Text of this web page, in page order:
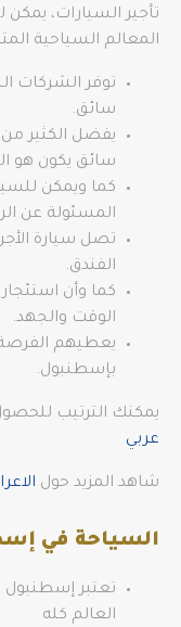
تأجير السيارات، يمكن
المعالم السياحية
توفر الشركات
سائق.
يفضل الكثير من
سائق يكون هو
كما ويمكن
المسئولة عن
تصل سيارة
الفندق.
كما وأن
الوقت والجهد.
يعطيهم الفرصة
بإسطنبول.
يمكنك الترتيب
عربي
شاهد المزيد حول
السياحة في
تعتبر إسطنبول
العالم كله